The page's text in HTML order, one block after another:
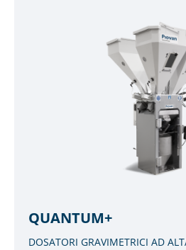
QUANTUM+
DOSATORI GRAVIMETRICI AD